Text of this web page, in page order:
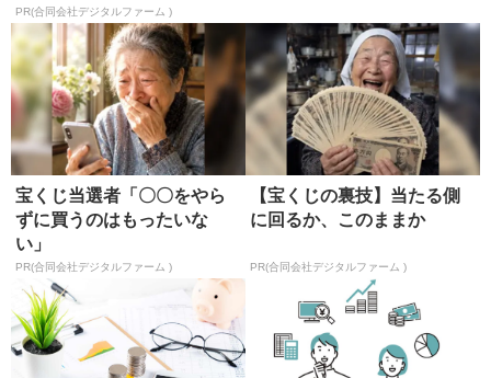
PR(合同会社デジタルファーム )
宝くじ当選者「〇〇をやら
ずに買うのはもったいな
い」
PR(合同会社デジタルファーム )
【宝くじの裏技】当たる側
に回るか、このままか
PR(合同会社デジタルファーム )